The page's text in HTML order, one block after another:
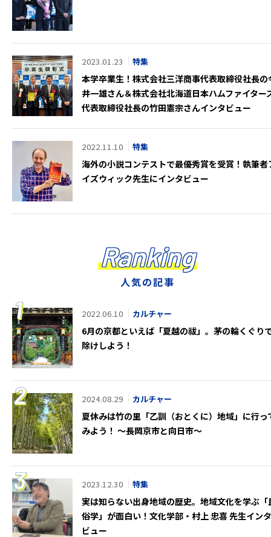
2023.01.23 特集
本学卒業生！株式会社三洋商事代表取締役社長の
井一雄さん＆株式会社北海道日本ハムファイター
代表取締役社長の竹田憲宗さんインタビュー
2022.11.10 特集
海外の小説コンテストで最優秀賞を受賞！執筆者
イズウィック先生にインタビュー
Ranking
人気の記事
2022.06.10 カルチャー
6月の京都といえば「夏越の祓」。茅の輪くぐり
除けしよう！
2024.08.29 カルチャー
夏休みは竹の里「乙訓（おとくに）地域」に行っ
みよう！ ～長岡京市と向日市～
2023.12.30 特集
実は知らない出身地域の歴史。地域文化を学ぶ「
俗学」が面白い！文化学部・村上 忠喜 先生インタ
ビュー